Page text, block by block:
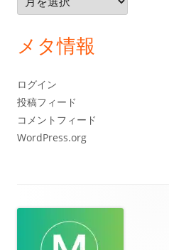
ー
イ
メタ情報
ログイン
投稿フィード
コメントフィード
WordPress.org